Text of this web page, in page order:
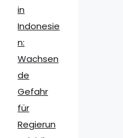
in
Indonesie
n:
Wachsen
de
Gefahr
für
Regierun